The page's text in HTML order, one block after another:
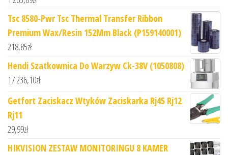
Tsc 8580-Pwr Tsc Thermal Transfer Ribbon
Premium Wax/Resin 152Mm Black (P159140001)
218,85zł
Hendi Szatkownica Do Warzyw Ck-38V (1050808)
17 236,10zł
Getfort Zaciskacz Wtyków Zaciskarka Rj45 Rj12
Rj11
29,99zł
HIKVISION ZESTAW MONITORINGU 8 KAMER